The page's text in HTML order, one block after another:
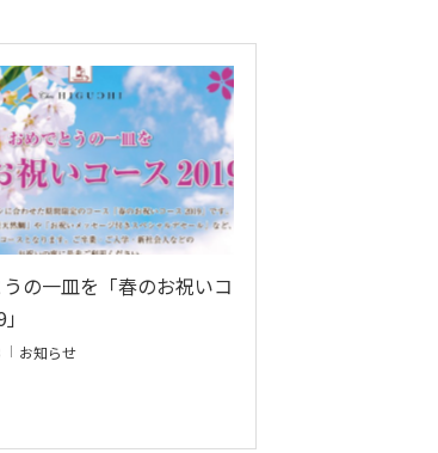
の一皿を「春のお祝いコ
お知らせ